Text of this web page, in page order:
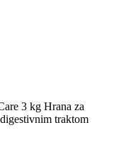
3 kg Hrana za
traktom